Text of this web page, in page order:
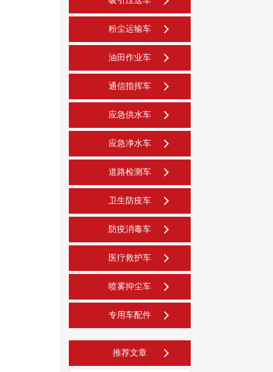
粉尘运输车
油田作业车
通信指挥车
应急供水车
应急净水车
道路检测车
卫生防疫车
防疫消毒车
医疗救护车
喷雾抑尘车
专用车配件
推荐文章